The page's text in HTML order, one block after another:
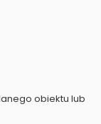
obiektu lub